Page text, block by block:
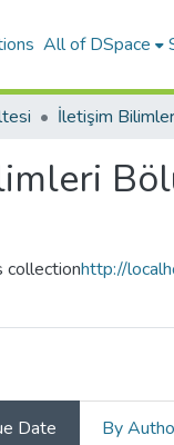
All of DSpace
İletişim
collectionhttp://
Date By